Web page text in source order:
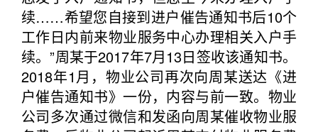
续……希望您自接到进户催告通知书后10个
工作日内前来物业服务中心办理相关入户手
续。”周某于2017年7月13日签收该通知书。
2018年1月，物业公司再次向周某送达《进
户催告通知书》一份，内容与前一致。物业
公司多次通过微信和发函向周某催收物业服